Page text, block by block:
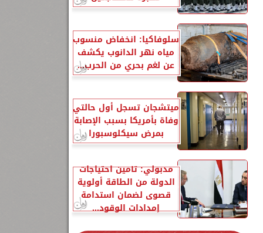
سلوفاكيا: انخفاض منسوب
مياه نهر الدانوب يكشف
عن لغم بحري من الحرب...
ميتشجان تسجل أول حالتي
وفاة بأمريكا بسبب الإصابة
بمرض سيكلوسبورا
مدبولي: تأمين احتياجات
الدولة من الطاقة أولوية
قصوى لضمان استدامة
إمدادات الوقود...